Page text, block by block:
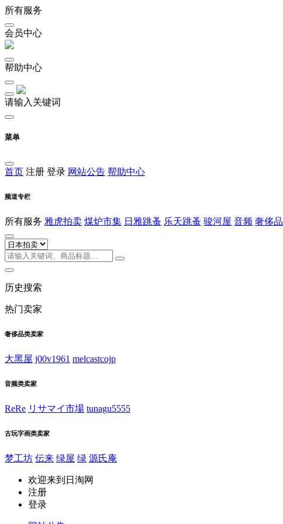
所有服务
会员中心
帮助中心
请输入关键词
菜单
首页 注册 登录 网站公告 帮助中心
频道专栏
所有服务 雅虎拍卖 煤炉市集 日雅跳蚤 乐天跳蚤 骏河屋 音频 奢侈品
历史搜索
热门卖家
奢侈品类卖家
大黑屋 j00v1961 melcastcojp
音频类卖家
ReRe リサマイ市場 tunagu5555
古玩字画类卖家
梦工坊 伝来 绿屋 绿 源氏庵
欢迎来到日淘网
注册
登录